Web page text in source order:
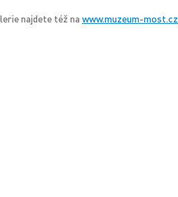
najdete též na www.muzeum-most.cz